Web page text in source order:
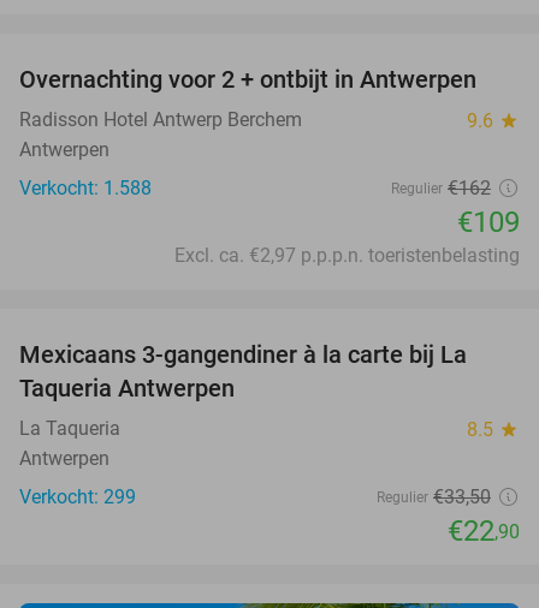
33%
Overnachting voor 2 + ontbijt in Antwerpen
Radisson Hotel Antwerp Berchem 9.6 star
Antwerpen
Verkocht: 1.588
Regulier €162
€109
Excl. ca. €2,97 p.p.p.n. toeristenbelasting
32%
Mexicaans 3-gangendiner à la carte bij La
Taqueria Antwerpen
La Taqueria 8.5 star
Antwerpen
Verkocht: 299
Regulier €33,50
€22,90